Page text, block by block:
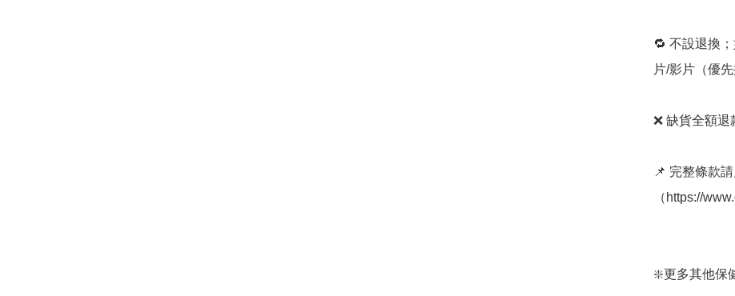
🔁 不設退換
片/影片（優
❌ 缺貨全額退
📌 完整條款
（https://
❇️更多其他保